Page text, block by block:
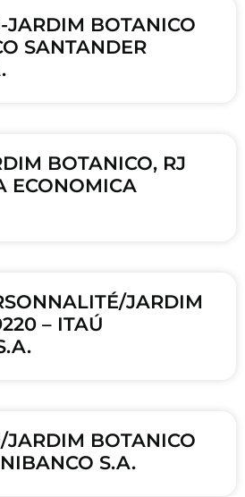
BOTANICO
SANTANDER
BOTANICO, RJ
ECONOMICA
JARDIM
– ITAÚ
BOTANICO
S.A.